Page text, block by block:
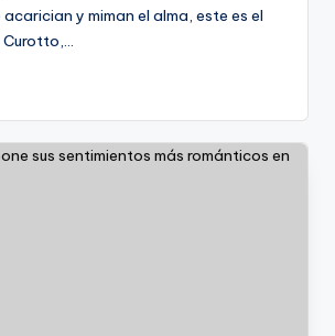
y miman el alma, este es el
Curotto,…